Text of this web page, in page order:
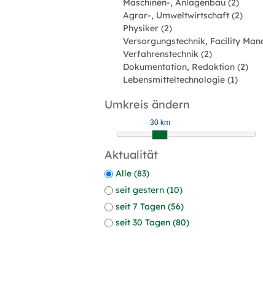
Maschinen-, Anlagenbau (2)
Agrar-, Umweltwirtschaft (2)
Physiker (2)
Verfahrenstechnik (2)
Dokumentation, Redaktion (2)
Lebensmitteltechnologie (1)
Umkreis ändern
30 km
Aktualität
Alle (83)
seit gestern (10)
seit 7 Tagen (56)
seit 30 Tagen (80)